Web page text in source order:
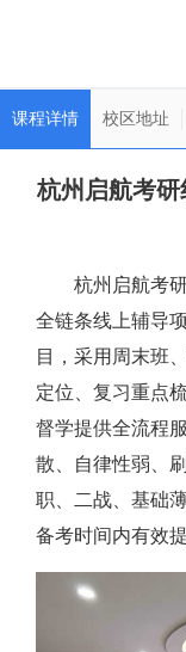
课程详情 校区地址
杭州启航考
杭州启航考
全链条线上辅导
目，采用周末班
定位、复习重点
督学提供全流程
散、自律性弱、
职、二战、基础
备考时间内有效